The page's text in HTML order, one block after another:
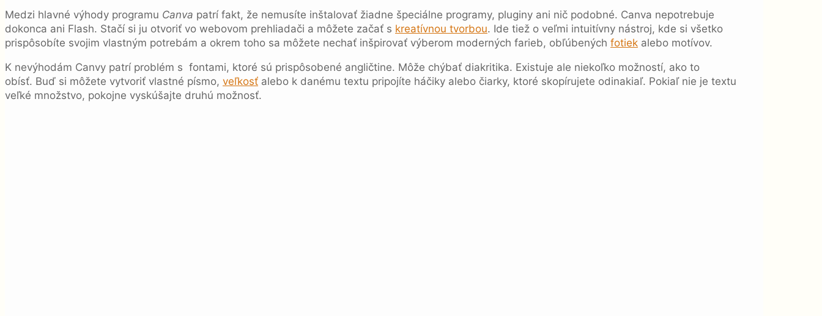
Medzi hlavné výhody programu Canva patrí fakt, že nemusíte inštalovať žiadne špeciálne programy, pluginy ani nič podobné. Canva nepotrebuje
dokonca ani Flash. Stačí si ju otvoriť vo webovom prehliadači a môžete začať s kreatívnou tvorbou. Ide tiež o veľmi intuitívny nástroj, kde si všetko
prispôsobíte svojim vlastným potrebám a okrem toho sa môžete nechať inšpirovať výberom moderných farieb, obľúbených fotiek alebo motívov.
K nevýhodám Canvy patrí problém s fontami, ktoré sú prispôsobené angličtine. Môže chýbať diakritika. Existuje ale niekoľko možností, ako to
obísť. Buď si môžete vytvoriť vlastné písmo, veľkosť alebo k danému textu pripojíte háčiky alebo čiarky, ktoré skopírujete odinakiaľ. Pokiaľ nie je textu
veľké množstvo, pokojne vyskúšajte druhú možnosť.